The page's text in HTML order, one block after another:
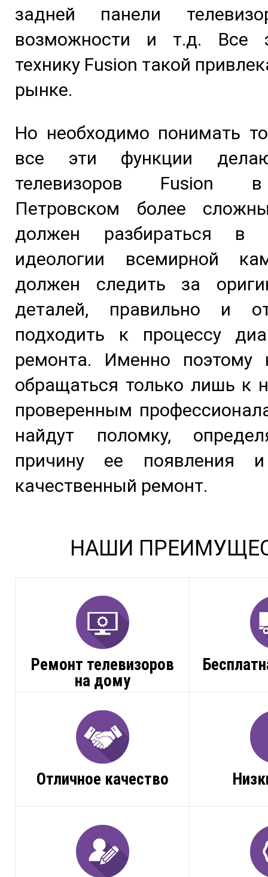
задней панели
возможности и т.д. Все
технику Fusion такой
рынке.
Но необходимо понимать
все эти функции
телевизоров Fusion
Петровском более
должен разбираться в
идеологии всемирной
должен следить за
деталей, правильно и
подходить к процессу
ремонта. Именно поэтому
обращаться только лишь к
проверенным
найдут поломку,
причину ее появления
качественный ремонт.
НАШИ
Ремонт телевизоров
на дому
Отличное качество